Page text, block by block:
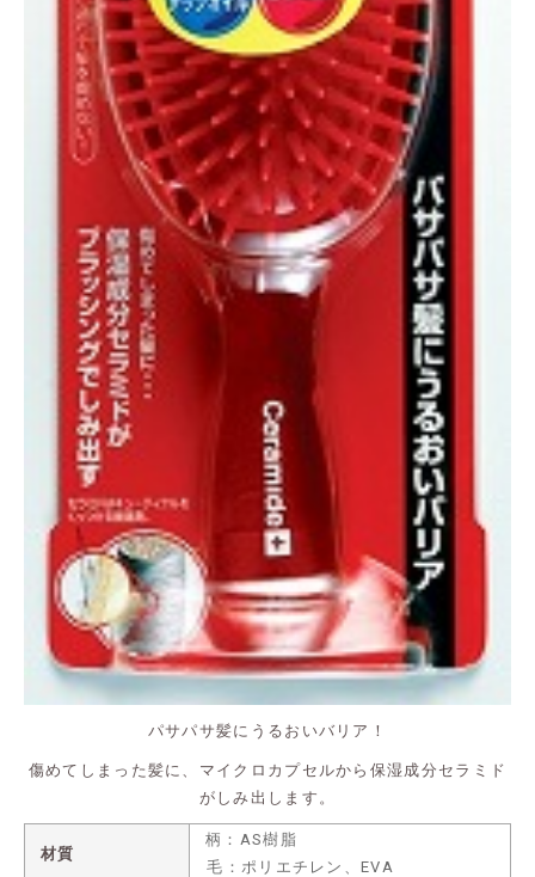
パサパサ髪にうるおいバリア！
傷めてしまった髪に、マイクロカプセルから保湿成分セラミド
がしみ出します。
材質
柄：AS樹脂
毛：ポリエチレン、EVA